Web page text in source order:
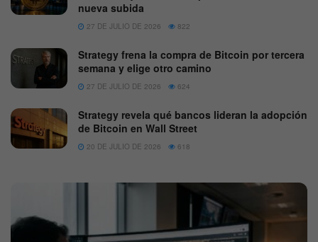
nueva subida
27 DE JULIO DE 2026 822
Strategy frena la compra de Bitcoin por tercera
semana y elige otro camino
27 DE JULIO DE 2026 624
Strategy revela qué bancos lideran la adopción
de Bitcoin en Wall Street
20 DE JULIO DE 2026 618